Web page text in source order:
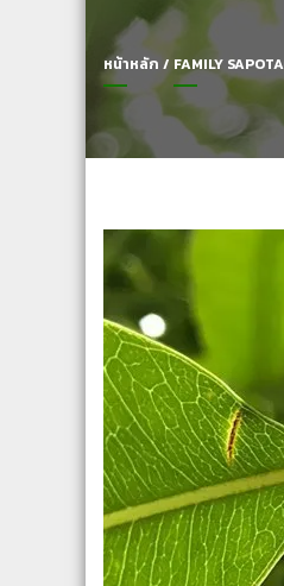
หน้าหลัก / FAMILY